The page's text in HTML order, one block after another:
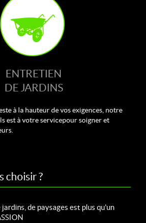
ENTRETIEN
DE JARDINS
à la hauteur de vos exigences, notre
est à votre service pour soigner et
choisir ?
de paysages est plus qu'un